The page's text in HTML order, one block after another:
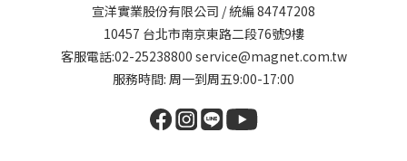
宣洋實業股份有限公司 / 統編 84747208
10457 台北市南京東路二段76號9樓
客服電話:02-25238800 service@magnet.com.tw
服務時間: 周一到周五9:00-17:00